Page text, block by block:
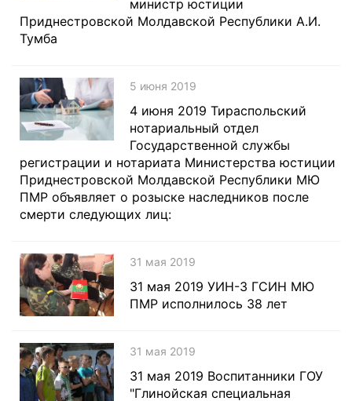
министр юстиции
Приднестровской Молдавской Республики А.И.
Тумба
5 июня 2019
4 июня 2019 Тираспольский
нотариальный отдел
Государственной службы
регистрации и нотариата Министерства юстиции
Приднестровской Молдавской Республики МЮ
ПМР объявляет о розыске наследников после
смерти следующих лиц:
31 мая 2019
31 мая 2019 УИН-3 ГСИН МЮ
ПМР исполнилось 38 лет
31 мая 2019
31 мая 2019 Воспитанники ГОУ
"Глинойская специальная